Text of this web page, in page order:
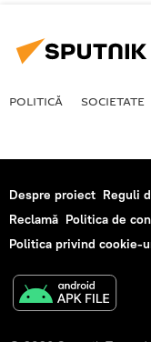
POLITICĂ SOCIETATE
Despre proiect Reguli
Reclamă Politica de
Politica privind cookie-